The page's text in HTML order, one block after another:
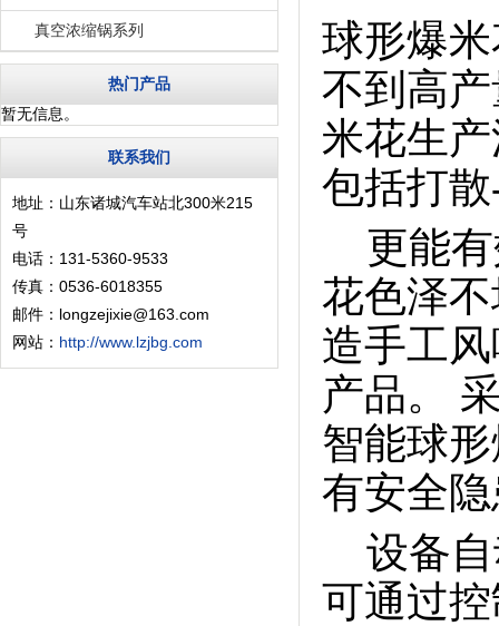
真空浓缩锅系列
热门产品
暂无信息。
联系我们
地址：山东诸城汽车站北300米215
号
电话：131-5360-9533
传真：0536-6018355
邮件：longzejixie@163.com
网站： http://www.lzjbg.com
球形爆
不到高
米花生
包括打
更能有
花色泽
造手工
产品。
智能球
有安全
设备
可通过